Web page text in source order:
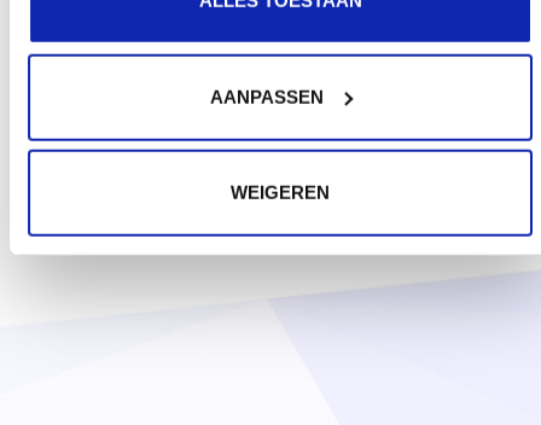
AANPASSEN
WEIGEREN